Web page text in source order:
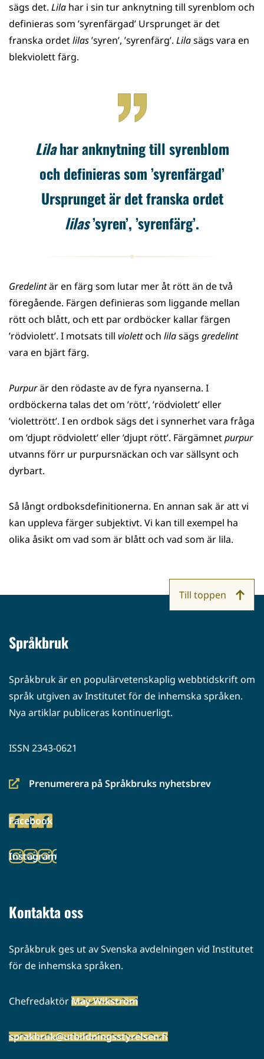
sägs det. Lila har i sin tur anknytning till syrenblom och
definieras som ’syrenfärgad’ Ursprunget är det
franska ordetlilas’syren’, ’syrenfärg’. Lilasägs vara en
blekviolett färg.
Lilahar anknytning till syrenblom
och definieras som ’syrenfärgad’
Ursprunget är det franska ordet
lilas’syren’, ’syrenfärg’.
Gredelintär en färg som lutar mer åt rött än de två
föregående. Färgen definieras som liggande mellan
rött och blått, och ett par ordböcker kallar färgen
’rödviolett’. I motsats till violettoch lilasägs gredelint
vara en bjärt färg.
Purpurär den rödaste av de fyra nyanserna. I
ordböckerna talas det om ’rött’, ’rödviolett’ eller
’violettrött’. I en ordbok sägs det i synnerhet vara fråga
om ’djupt rödviolett’ eller ’djupt rött’. Färgämnetpurpur
utvanns förr ur purpursnäckan och var sällsynt och
dyrbart.
Så långt ordboksdefinitionerna. En annan sak är att vi
kan uppleva färger subjektivt. Vi kan till exempel ha
olika åsikt om vad som är blått och vad som är lila.
Språkbruk
Språkbruk är en populärvetenskaplig webbtidskrift om
språk utgiven av Institutet för de inhemska språken.
Nya artiklar publiceras kontinuerligt.
ISSN 2343-0621
Prenumerera på Språkbruks nyhetsbrev
(siirryt
palveluun)
Facebook
(siirryt
palveluun)
Instagram
(siirryt
Kontakta oss
Språkbruk ges ut av Svenska avdelningen vid Institutet
för de inhemska språken.
ChefredaktörMay Wikström
sprakbruk@utbildningsstyrelsen.fi
Till toppen